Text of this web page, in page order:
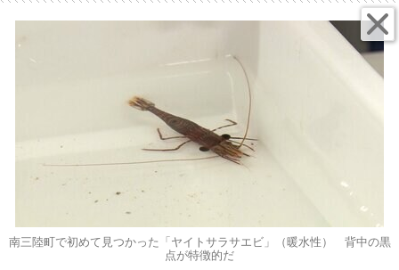
南三陸町で初めて見つかった「ヤイトサラサエビ」（暖水性） 背中の黒
点が特徴的だ